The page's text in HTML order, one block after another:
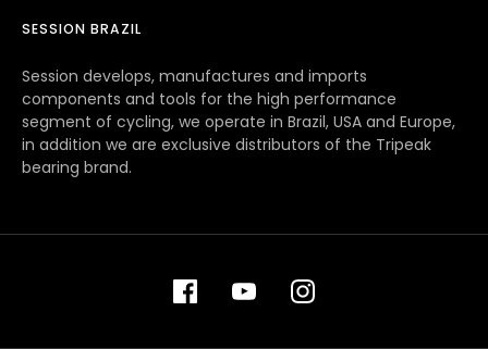
SESSION BRAZIL
Session develops, manufactures and imports
components and tools for the high performance
segment of cycling, we operate in Brazil, USA and Europe,
in addition we are exclusive distributors of the Tripeak
bearing brand.